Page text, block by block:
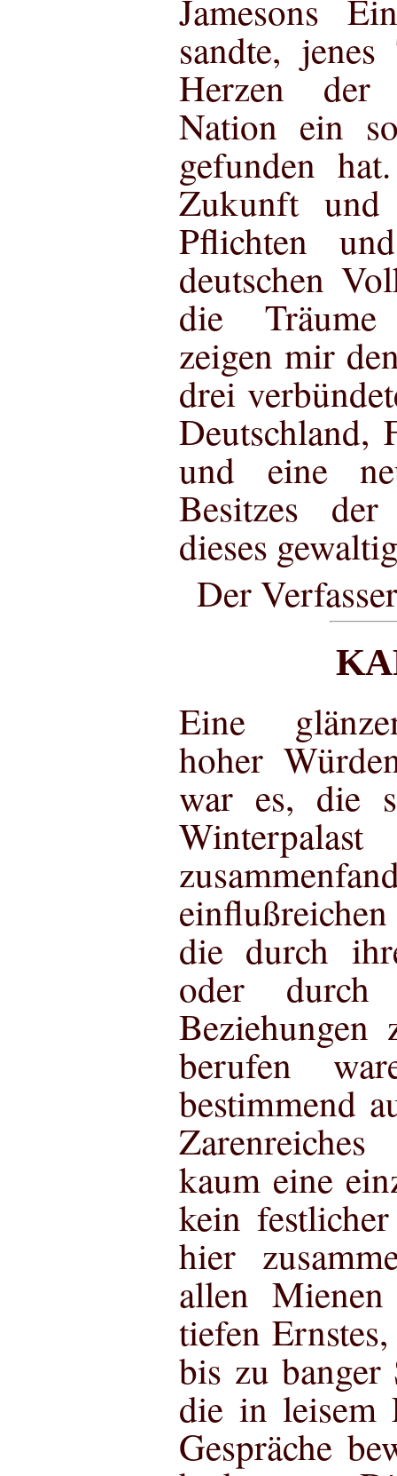
Jamesons
sandte,
Herzen der
Nation ein
gefunden
Zukunft
Pflichten
deutschen
die Träume
zeigen mir
drei
Deutschland,
und eine
Besitzes
dieses
Der
Eine
hoher
war es, die
die durch
oder durch
Beziehungen
berufen
bestimmend
kaum eine
kein
hier
allen
tiefen
bis zu banger
die in leisem
Gespräche